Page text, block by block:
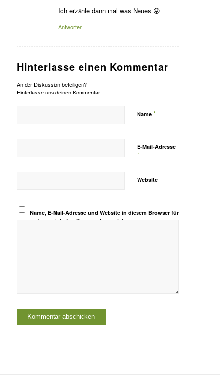
Ich erzähle dann mal was Neues 😛
Antworten
Hinterlasse einen Kommentar
An der Diskussion beteiligen?
Hinterlasse uns deinen Kommentar!
Name *
E-Mail-Adresse
*
Website
Name, E-Mail-Adresse und Website in diesem Browser für
meinen nächsten Kommentar speichern.